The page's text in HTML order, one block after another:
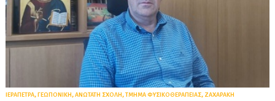
ΙΕΡΑΠΕΤΡΑ, ΓΕΩΠΟΝΙΚΗ , ΑΝΩΤΑΤΗ ΣΧΟΛΗ , ΤΜΗΜΑ ΦΥΣΙΚΟΘΕΡΑΠΕΙΑΣ, ΖΑΧΑΡΑΚΗ